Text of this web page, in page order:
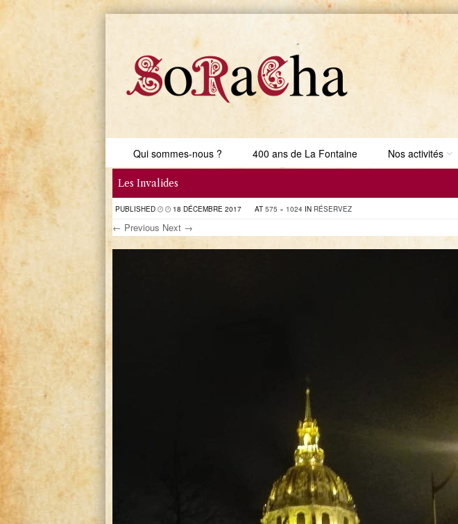
Menu
Skip to content
Qui sommes-nous ? 400 ans de La Fontaine Nos activités
Les Invalides
PUBLISHED 18 DÉCEMBRE 2017 AT 575 × 1024 IN RÉSERVEZ
← Previous Next →